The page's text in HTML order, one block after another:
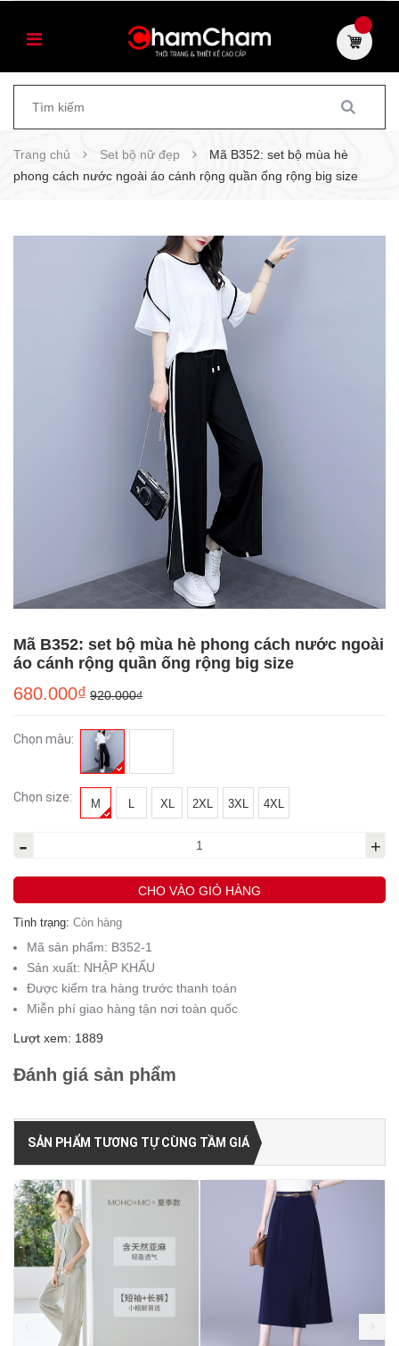
Trang chủ Set bộ nữ đẹp
Mã B352: set bộ mùa hè
phong cách nước ngoài áo cánh rộng quần ống rộng big size
Mã B352: set bộ mùa hè phong cách nước ngoài
áo cánh rộng quần ống rộng big size
680.000₫ 920.000₫
Chọn màu:
Chọn size: M L XL 2XL 3XL 4XL
- +
CHO VÀO GIỎ HÀNG
Tình trạng: Còn hàng
Mã sản phẩm: B352-1
Sản xuất: NHẬP KHẨU
Được kiểm tra hàng trước thanh toán
Miễn phí giao hàng tận nơi toàn quốc
Lượt xem: 1889
Đánh giá sản phẩm
SẢN PHẨM TƯƠNG TỰ CÙNG TẦM GIÁ